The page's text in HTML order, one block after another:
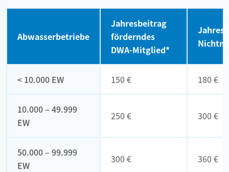
Abwasserbetriebe
Jahresbeitrag
förderndes
DWA-Mitglied*
< 10.000 EW 150 € 180 €
10.000 – 49.999
EW
250 € 300 €
50.000 – 99.999
EW
300 € 360 €